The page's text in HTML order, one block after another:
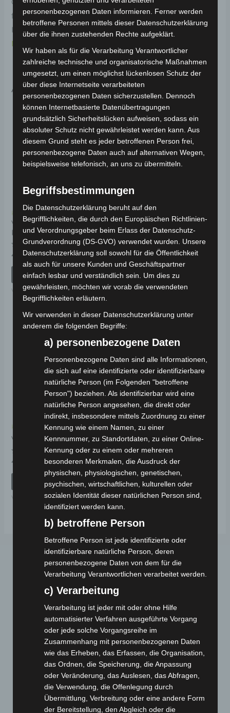
Original-Ersatzteil für den Pedelec VB2. Vordergabel
für optimale Funktionalität und Haltbarkeit. Weitere
Informationen zum Fahrzeug findest du hier:
Volta
Motor Pedelec VB2
Ähnliche Produkte
Kostenloser Versand
VB2 VORDERER
KOTFLÜGEL
Bewertet
0
49,00€ *
IN DEN WARENKORB
VB2
VB2 REIFEN 20 X 4.00
ZOLL VA/HA
Bewertet
0
von
5
79,00€ *
IN DEN WARENKORB
VB2
Kostenloser Versand
VB2 KURBELARMSET
Bewertet
0
49,00
IN DEN WARENKORB
VB2
Webseite
Cashback-Aktion
Händler werden
Home
Gemeinsam spenden
Jobs
personenbezogenen Daten informieren. Ferner werden
betroffene Personen mittels dieser Datenschutzerklärung
über die ihnen zustehenden Rechte aufgeklärt.
Wir haben als für die Verarbeitung Verantwortlicher
zahlreiche technische und organisatorische Maßnahmen
umgesetzt, um einen möglichst lückenlosen Schutz der
über diese Internetseite verarbeiteten
personenbezogenen Daten sicherzustellen. Dennoch
können Internetbasierte Datenübertragungen
grundsätzlich Sicherheitslücken aufweisen, sodass ein
absoluter Schutz nicht gewährleistet werden kann. Aus
diesem Grund steht es jeder betroffenen Person frei,
personenbezogene Daten auch auf alternativen Wegen,
beispielsweise telefonisch, an uns zu übermitteln.
Begriffsbestimmungen
Die Datenschutzerklärung beruht auf den
Begrifflichkeiten, die durch den Europäischen Richtlinien-
und Verordnungsgeber beim Erlass der Datenschutz-
Grundverordnung (DS-GVO) verwendet wurden. Unsere
Datenschutzerklärung soll sowohl für die Öffentlichkeit
als auch für unsere Kunden und Geschäftspartner
einfach lesbar und verständlich sein. Um dies zu
gewährleisten, möchten wir vorab die verwendeten
Begrifflichkeiten erläutern.
Wir verwenden in dieser Datenschutzerklärung unter
anderem die folgenden Begriffe:
a) personenbezogene Daten
Personenbezogene Daten sind alle Informationen,
die sich auf eine identifizierte oder identifizierbare
natürliche Person (im Folgenden "betroffene
Person") beziehen. Als identifizierbar wird eine
natürliche Person angesehen, die direkt oder
indirekt, insbesondere mittels Zuordnung zu einer
Kennung wie einem Namen, zu einer
Kennnummer, zu Standortdaten, zu einer Online-
Kennung oder zu einem oder mehreren
besonderen Merkmalen, die Ausdruck der
physischen, physiologischen, genetischen,
psychischen, wirtschaftlichen, kulturellen oder
sozialen Identität dieser natürlichen Person sind,
identifiziert werden kann.
b) betroffene Person
Betroffene Person ist jede identifizierte oder
identifizierbare natürliche Person, deren
personenbezogene Daten von dem für die
Verarbeitung Verantwortlichen verarbeitet werden.
c) Verarbeitung
Verarbeitung ist jeder mit oder ohne Hilfe
automatisierter Verfahren ausgeführte Vorgang
oder jede solche Vorgangsreihe im
Zusammenhang mit personenbezogenen Daten
wie das Erheben, das Erfassen, die Organisation,
das Ordnen, die Speicherung, die Anpassung
oder Veränderung, das Auslesen, das Abfragen,
die Verwendung, die Offenlegung durch
Übermittlung, Verbreitung oder eine andere Form
der Bereitstellung, den Abgleich oder die